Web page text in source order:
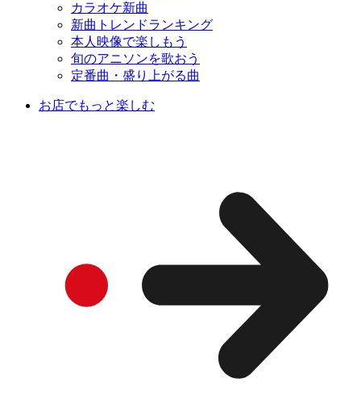
カラオケ新曲
新曲トレンドランキング
本人映像で楽しもう
旬のアニソンを歌おう
定番曲・盛り上がる曲
お店でもっと楽しむ